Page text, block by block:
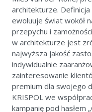
architekturze. Definicja
ewoluuje świat wokół
przepychu i
w architekturze jest
najwyższa jakość
indywidualnie
zainteresowanie
premium dla swojego
KRISPOL we
kampanię pod hasłem